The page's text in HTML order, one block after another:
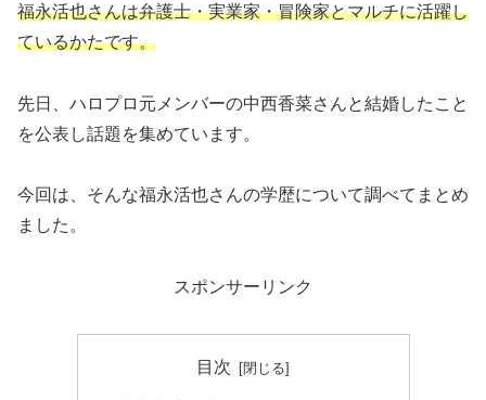
福永活也さんは弁護士・実業家・冒険家とマルチに活躍し
ているかたです。
先日、ハロプロ元メンバーの中西香菜さんと結婚したこと
を公表し話題を集めています。
今回は、そんな福永活也さんの学歴について調べてまとめ
ました。
スポンサーリンク
目次